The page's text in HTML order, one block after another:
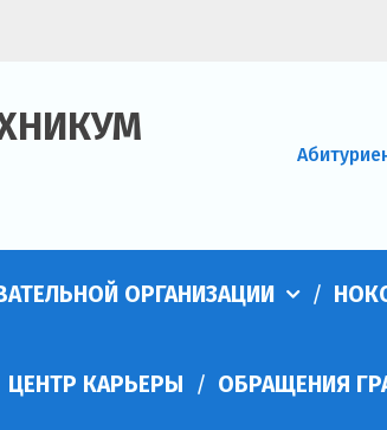
ОРГАНИЗАЦИИ
ЦЕНТР КАРЬЕРЫ ОБРАЩЕНИЯ